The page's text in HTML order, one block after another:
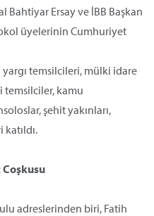
Bahtiyar Ersay ve İBB Başkan
üyelerinin Cumhuriyet
temsilcileri, mülki idare
temsilciler, kamu
şehit yakınları,
Coşkusu
adreslerinden biri, Fatih